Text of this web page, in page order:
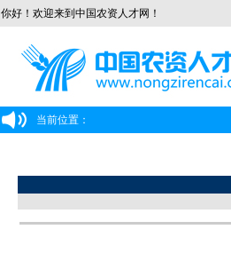
你好！欢迎来到中国农资人才网！
当前位置：